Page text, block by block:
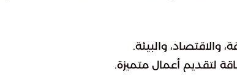
والبيئة.
لتقديم أعمال متميزة.